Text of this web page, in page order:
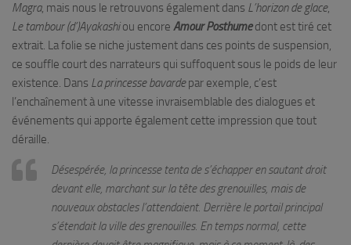
Magra, mais nous le retrouvons également dans L’horizon de glace,
Le tambour (d’)Ayakashiou encore Amour Posthumedont est tiré cet
extrait. La folie se niche justement dans ces points de suspension,
ce souffle court des narrateurs qui suffoquent sous le poids de leur
existence. Dans La princesse bavardepar exemple, c’est
l’enchaînement à une vitesse invraisemblable des dialogues et
événements qui apporte également cette impression que tout
déraille.
Désespérée, la princesse tenta de s’échapper en sautant droit
devant elle, marchant sur la tête des grenouilles, mais de
nouveaux obstacles l’attendaient. Derrière le portail principal
s’étendait la ville des grenouilles. En temps normal, cette